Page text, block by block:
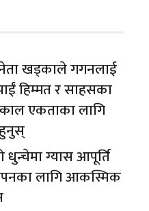
खड्काले गगनलाई
हिम्मत र साहसका
एकताका लागि
धुन्चेमा ग्यास आपूर्ति
लागि आकस्मिक